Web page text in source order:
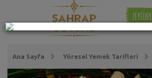
Ana Sayfa Yöresel Yemek Tarifleri